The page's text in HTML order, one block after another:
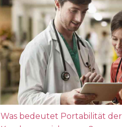
Was bedeutet Portabilität der